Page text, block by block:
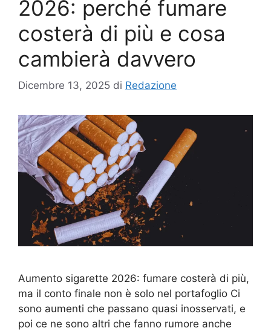
2026: perché fumare
costerà di più e cosa
cambierà davvero
Dicembre 13, 2025 di Redazione
Aumento sigarette 2026: fumare costerà di più,
ma il conto finale non è solo nel portafoglio Ci
sono aumenti che passano quasi inosservati, e
poi ce ne sono altri che fanno rumore anche